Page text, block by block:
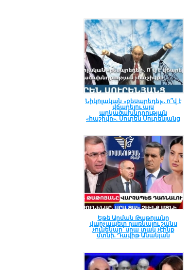
Նիկոլական «բեսպրեդել». ո՞վ է
վճարելու այս
արկածախնդրության
«հաշիվը». Սուրեն Սուրենյանց
Եթե Արման Թաթոյանը
վարչապետ դառնալու շանս
չունենար՝ սրա տակ չէինք
մտնի. Դավիթ Անանյան